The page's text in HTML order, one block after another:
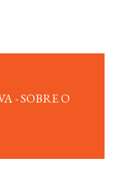
- SOBRE O